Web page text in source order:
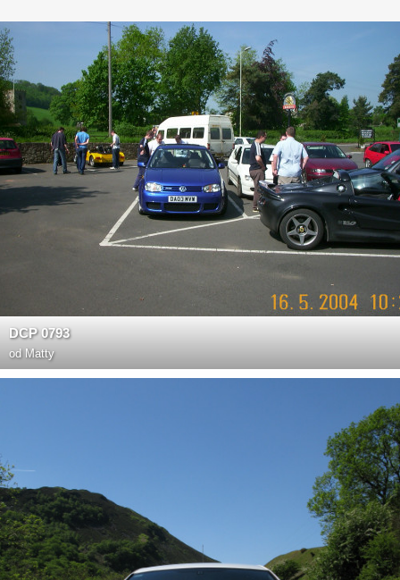
DCP 0793
od Matty